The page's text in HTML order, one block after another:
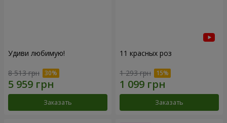
Удиви любимую!
8 513 грн
Заказать
11 красных роз
1 293 грн
Заказать